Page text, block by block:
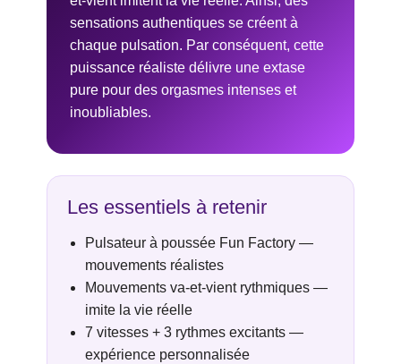
sensations authentiques se créent à
chaque pulsation. Par conséquent, cette
puissance réaliste délivre une extase
pure pour des orgasmes intenses et
inoubliables.
Les essentiels à retenir
Pulsateur à poussée Fun Factory —
mouvements réalistes
Mouvements va-et-vient rythmiques —
imite la vie réelle
7 vitesses + 3 rythmes excitants —
expérience personnalisée